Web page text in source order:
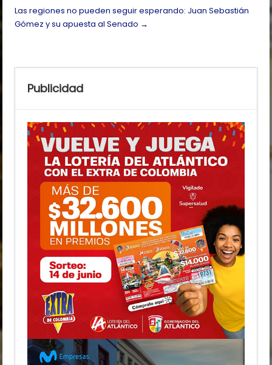
Las regiones no pueden seguir esperando: Juan Sebastián
Gómez y su apuesta al Senado →
Publicidad